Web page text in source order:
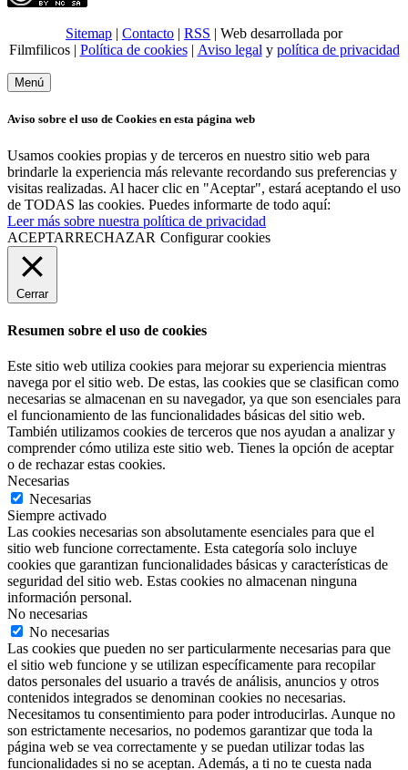
Sitemap | Contacto | RSS | Web desarrollada por
Filmfilicos | Política de cookies| Aviso legal y política de privacidad
Menú
Aviso sobre el uso de Cookies en esta página web
Usamos cookies propias y de terceros en nuestro sitio web para
brindarle la experiencia más relevante recordando sus preferencias y
visitas realizadas. Al hacer clic en "Aceptar", estará aceptando el uso
de TODAS las cookies. Puedes informarte de todo aquí:
Leer más sobre nuestra política de privacidad
ACEPTARRECHAZAR Configurar cookies
Cerrar
Resumen sobre el uso de cookies
Este sitio web utiliza cookies para mejorar su experiencia mientras
navega por el sitio web. De estas, las cookies que se clasifican como
necesarias se almacenan en su navegador, ya que son esenciales para
el funcionamiento de las funcionalidades básicas del sitio web.
También utilizamos cookies de terceros que nos ayudan a analizar y
comprender cómo utiliza este sitio web. Tienes la opción de aceptar
o de rechazar estas cookies.
Necesarias
Necesarias
Siempre activado
Las cookies necesarias son absolutamente esenciales para que el
sitio web funcione correctamente. Esta categoría solo incluye
cookies que garantizan funcionalidades básicas y características de
seguridad del sitio web. Estas cookies no almacenan ninguna
información personal.
No necesarias
No necesarias
Las cookies que pueden no ser particularmente necesarias para que
el sitio web funcione y se utilizan específicamente para recopilar
datos personales del usuario a través de análisis, anuncios y otros
contenidos integrados se denominan cookies no necesarias.
Necesitamos tu consentimiento para poder introducirlas. Aunque no
son estrictamente necesarios, no podemos garantizar que toda la
página web se vea correctamente y se puedan utilizar todas las
funcionalidades si no se aceptan. Además, a ti no te cuesta nada